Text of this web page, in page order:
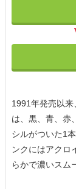
1991年発売以
は、黒、青、赤
シルがついた1
ンクにはアクロ
らかで濃いスム